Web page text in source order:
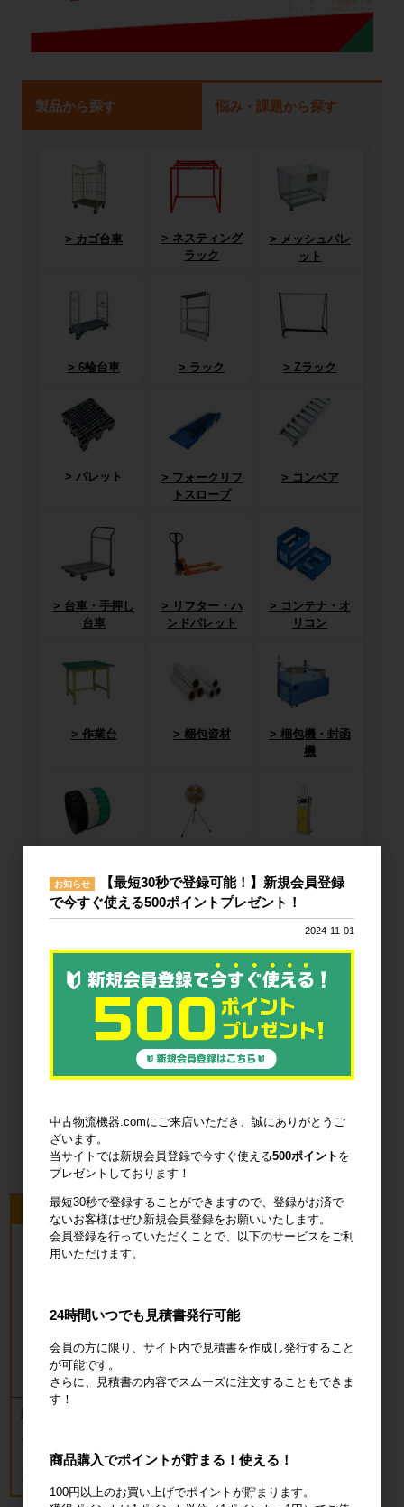
製品から探す 悩み・課題から探す
カゴ台車
ネスティング
ラック
メッシュパレ
ット
6輪台車 ラック Zラック
パレット
フォークリフ
トスロープ
コンベア
台車・手押し
台車
リフター・ハ
ンドパレット
コンテナ・オ
リコン
作業台 梱包資材
梱包機・封函
機
イヤ
輸送用緩衝材 安全設備 建設土木資材
品・衛生用品
今回のピックアップ商品
新品 カゴ台車 ロールボックスパレッ
ブルー
18,700円
お知らせ
【最短30秒で登録可能！】新規会員登録
で今すぐ使える500ポイントプレゼント！
2024-11-01
中古物流機器.comにご来店いただき、誠にありがとうご
ざいます。
当サイトでは新規会員登録で今すぐ使える500ポイント を
プレゼントしております！
最短30秒で登録することができますので、登録がお済で
ないお客様はぜひ新規会員登録をお願いいたします。
会員登録を行っていただくことで、以下のサービスをご利
用いただけます。
24時間いつでも見積書発行可能
会員の方に限り、サイト内で見積書を作成し発行すること
が可能です。
さらに、見積書の内容でスムーズに注文することもできま
す！
商品購入でポイントが貯まる！使える！
100円以上のお買い上げでポイントが貯まります。